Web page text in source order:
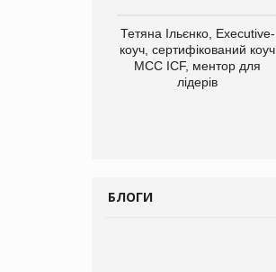
Тетяна Ільєнко, Executive-
коуч, сертифікований коуч
МСС ICF, ментор для
лідерів
БЛОГИ